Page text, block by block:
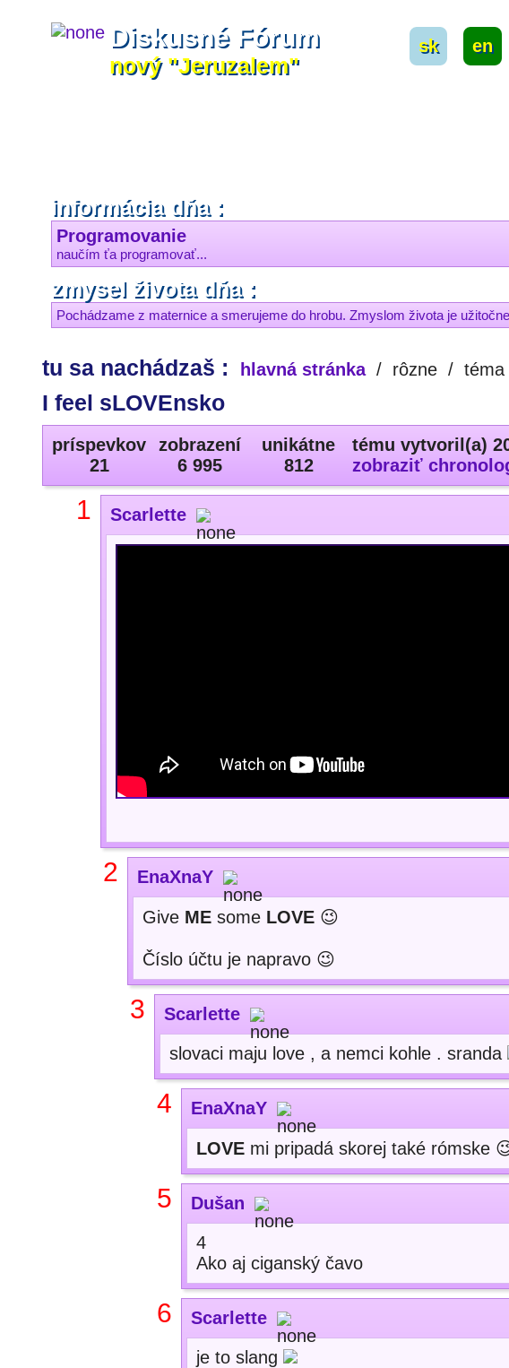
Diskusné Fórum
nový "Jeruzalem"
sk en
informácia dňa :
Programovanie
naučím ťa programovať...
zmysel života dňa :
Pochádzame z maternice a smerujeme do hrobu. Zmyslom života je
tu sa nachádzaš : hlavná stránka / rôzne / téma
I feel sLOVEnsko
príspevkov
21
zobrazení
6 995
unikátne
812
tému vytvoril(a)
zobraziť
1 Scarlette
2 EnaXnaY
Give ME some LOVE 😉
Číslo účtu je napravo 😉
3 Scarlette
slovaci maju love , a nemci kohle . sranda
4 EnaXnaY
LOVE mi pripadá skorej také rómske
5 Dušan
4
Ako aj ciganský čavo
6 Scarlette
je to slang